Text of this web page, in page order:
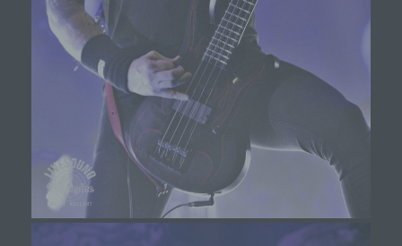
Dritter ist eine natürliche oder juristische Person,
Behörde, Einrichtung oder andere Stelle außer
der betroffenen Person, dem Verantwortlichen,
dem Auftragsverarbeiter und den Personen, die
unter der unmittelbaren Verantwortung des
Verantwortlichen oder des Auftragsverarbeiters
befugt sind, die personenbezogenen Daten zu
verarbeiten.
k) Einwilligung
Einwilligung ist jede von der betroffenen Person